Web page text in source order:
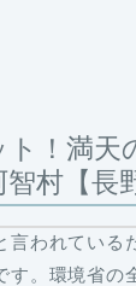
！満天
村【長
言われている
す。環境省の